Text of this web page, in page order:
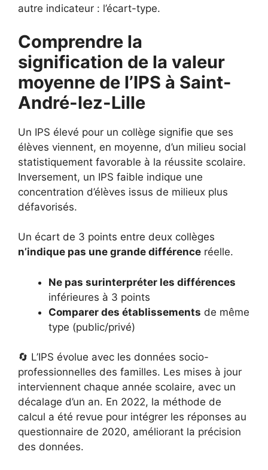
autre indicateur : l’écart-type.
Comprendre la
signification de la valeur
moyenne de l’IPS à Saint-
André-lez-Lille
Un IPS élevé pour un collège signifie que ses
élèves viennent, en moyenne, d’un milieu social
statistiquement favorable à la réussite scolaire.
Inversement, un IPS faible indique une
concentration d’élèves issus de milieux plus
défavorisés.
Un écart de 3 points entre deux collèges
n’indique pas une grande différence réelle.
Ne pas surinterpréter les différences
inférieures à 3 points
Comparer des établissements de même
type (public/privé)
🔄 L’IPS évolue avec les données socio-
professionnelles des familles. Les mises à jour
interviennent chaque année scolaire, avec un
décalage d’un an. En 2022, la méthode de
calcul a été revue pour intégrer les réponses au
questionnaire de 2020, améliorant la précision
des données.